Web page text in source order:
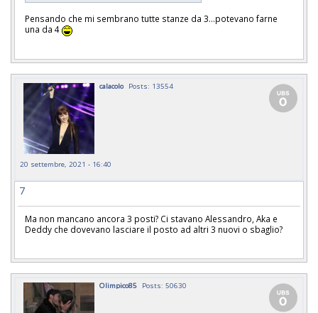
Pensando che mi sembrano tutte stanze da 3…potevano farne
una da 4
calacolo Posts: 13554
20 settembre, 2021 - 16:40
7
Ma non mancano ancora 3 posti? Ci stavano Alessandro, Aka e
Deddy che dovevano lasciare il posto ad altri 3 nuovi o sbaglio?
Olimpico85 Posts: 50630